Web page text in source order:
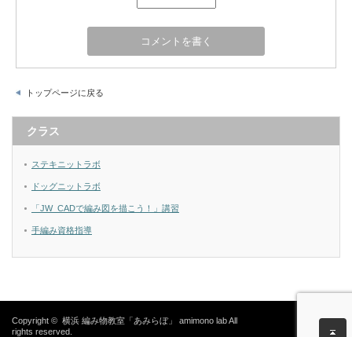
トップページに戻る
クラス
ステキニットラボ
ドッグニットラボ
「JW_CADで編み図を描こう！」講習
手編み資格指導
Copyright © 横浜 編み物教室「あみらぼ」 amimono labAll
rights reserved.